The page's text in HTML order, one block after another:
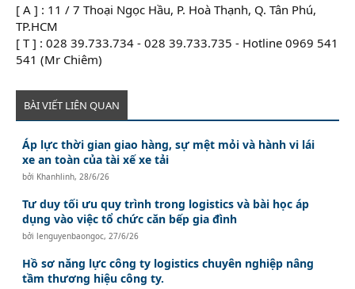
[ A ] : 11 / 7 Thoại Ngọc Hầu, P. Hoà Thạnh, Q. Tân Phú,
TP.HCM
[ T ] : 028 39.733.734 - 028 39.733.735 - Hotline 0969 541
541 (Mr Chiêm)
BÀI VIẾT LIÊN QUAN
Áp lực thời gian giao hàng, sự mệt mỏi và hành vi lái
xe an toàn của tài xế xe tải
bởi Khanhlinh, 28/6/26
Tư duy tối ưu quy trình trong logistics và bài học áp
dụng vào việc tổ chức căn bếp gia đình
bởilenguyenbaongoc, 27/6/26
Hồ sơ năng lực công ty logistics chuyên nghiệp nâng
tầm thương hiệu công ty.